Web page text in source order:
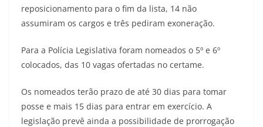
reposicionamento para o fim da lista, 14 não
assumiram os cargos e três pediram exoneração.
Para a Polícia Legislativa foram nomeados o 5º e 6º
colocados, das 10 vagas ofertadas no certame.
Os nomeados terão prazo de até 30 dias para tomar
posse e mais 15 dias para entrar em exercício. A
legislação prevê ainda a possibilidade de prorrogação